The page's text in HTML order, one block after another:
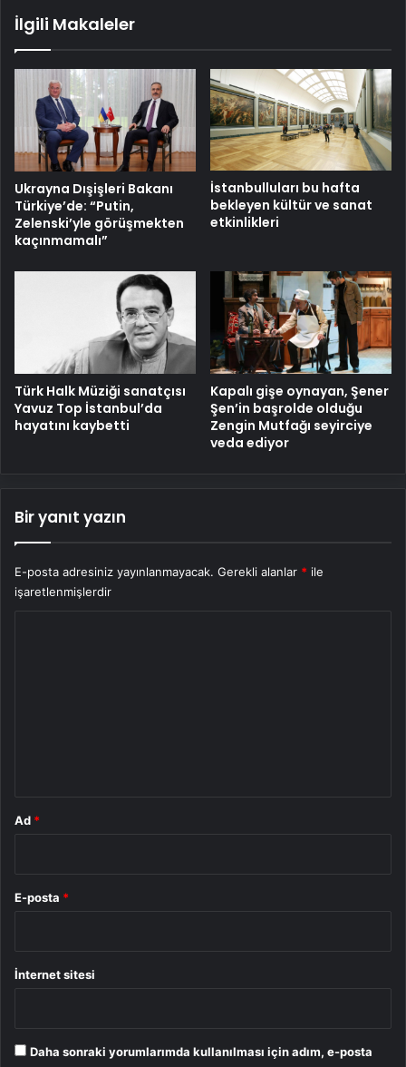
İlgili Makaleler
Ukrayna Dışişleri Bakanı
Türkiye’de: “Putin,
Zelenski’yle görüşmekten
kaçınmamalı”
İstanbulluları bu hafta
bekleyen kültür ve sanat
etkinlikleri
Türk Halk Müziği sanatçısı
Yavuz Top İstanbul’da
hayatını kaybetti
Kapalı gişe oynayan, Şener
Şen’in başrolde olduğu
Zengin Mutfağı seyirciye
veda ediyor
Bir yanıt yazın
E-posta adresiniz yayınlanmayacak. Gerekli alanlar * ile
işaretlenmişlerdir
Ad *
E-posta *
İnternet sitesi
Daha sonraki yorumlarımda kullanılması için adım, e-posta